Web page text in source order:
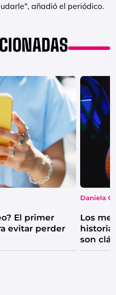
añadió el periódico.
El primer
evitar perder
Daniela
Los
historia
son